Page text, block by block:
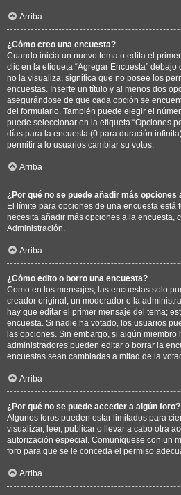
Arriba
¿Cómo creo una encuesta?
Cuando inicia un nuevo tema o edita el
clic en la etiqueta “Agregar Encuesta”
no la visualiza, significa que no posee los
encuestas. Inserte un título y al menos dos
asegurándose de que cada opción se
del formulario. También puede elegir el
puede seleccionar en la etiqueta “Opciones
días para la encuesta (0 para duración
permitir a lo usuarios cambiar su votos.
Arriba
¿Por qué no se puede añadir más opciones
El límite para opciones de una encuesta está
necesita añadir más opciones a la encuesta,
Administración.
Arriba
¿Cómo edito o borro una encuesta?
Como en los mensajes, las encuestas solo
creador original, un moderador o la
hay que editar el primer mensaje del tema;
encuesta. Si nadie ha votado, los usuarios
las opciones. Sin embargo, si algún miembro
administradores pueden editar o borrar la
encuestas sean cambiadas a mitad de la
Arriba
¿Por qué no se puede acceder a algún foro?
Algunos foros pueden estar limitados para
visualizar, leer, publicar o llevar a cabo otra
autorización especial. Comuníquese con un
foro para que se le conceda el permiso
Arriba